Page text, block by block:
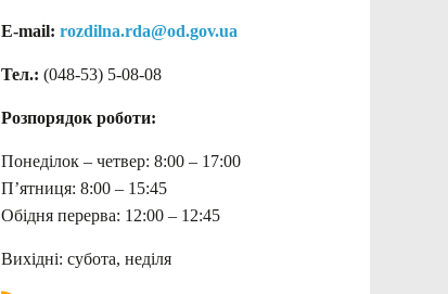
E-mail: rozdilna.rda@od.gov.ua
Тел.: (048-53) 5-08-08
Розпорядок роботи:
Понеділок – четвер: 8:00 – 17:00
П’ятниця: 8:00 – 15:45
Обідня перерва: 12:00 – 12:45
Вихідні: субота, неділя